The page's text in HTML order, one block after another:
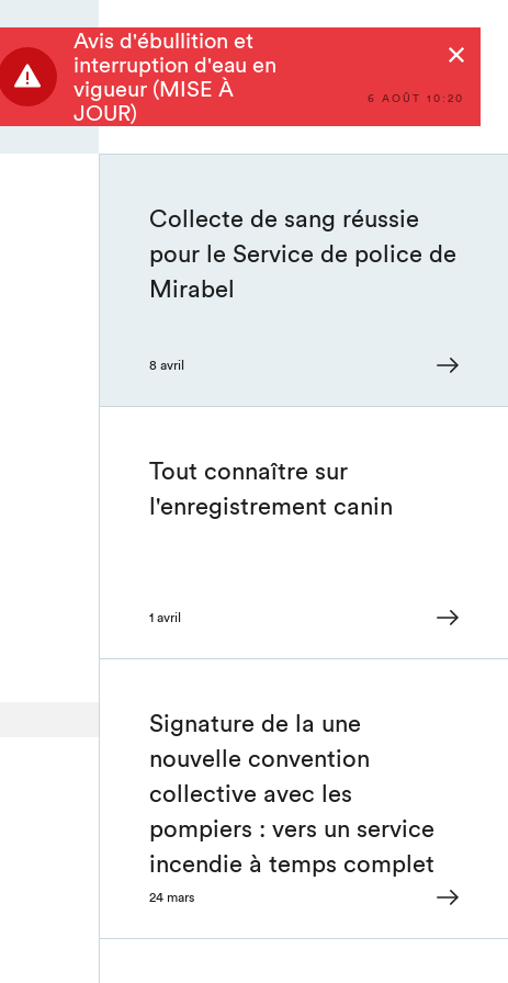
6 AOÛT 10:20
Avis d'ébullition et
interruption d'eau en
vigueur (MISE À
JOUR)
propriété
Collecte de sang réussie
pour le Service de police de
Mirabel
8 avril
Tout connaître sur
l'enregistrement canin
1 avril
Signature de la une
nouvelle convention
collective avec les
pompiers : vers un service
incendie à temps complet
24 mars